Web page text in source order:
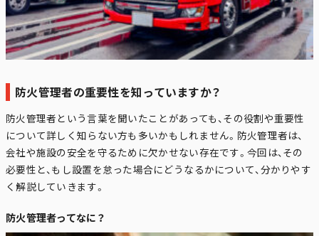
防火管理者の重要性を知っていますか？
防火管理者という言葉を聞いたことがあっても、その役割や重要性
について詳しく知らない方も多いかもしれません。防火管理者は、
会社や施設の安全を守るために欠かせない存在です。今回は、その
必要性と、もし設置を怠った場合にどうなるかについて、分かりやす
く解説していきます。
防火管理者ってなに？